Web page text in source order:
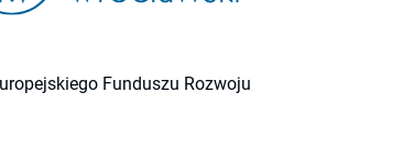
Funduszu Rozwoju